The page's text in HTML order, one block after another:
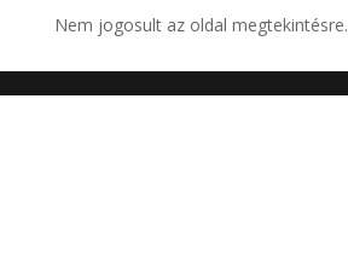
Nem jogosult az oldal megtekintésre.